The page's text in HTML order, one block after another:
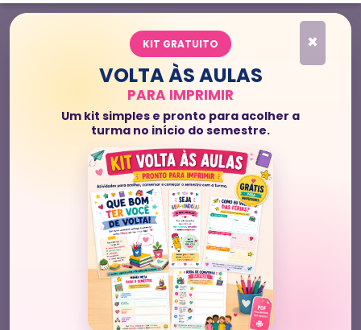
×
KIT GRATUITO
VOLTA ÀS AULAS
PARA IMPRIMIR
Um kit simples e pronto para acolher a
turma no início do semestre.